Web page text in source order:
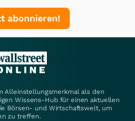
abonnieren!
Alleinstellungsmerkmal als den
Wissens-Hub für einen aktuellen
Börsen- und Wirtschaftswelt, um
zu treffen.